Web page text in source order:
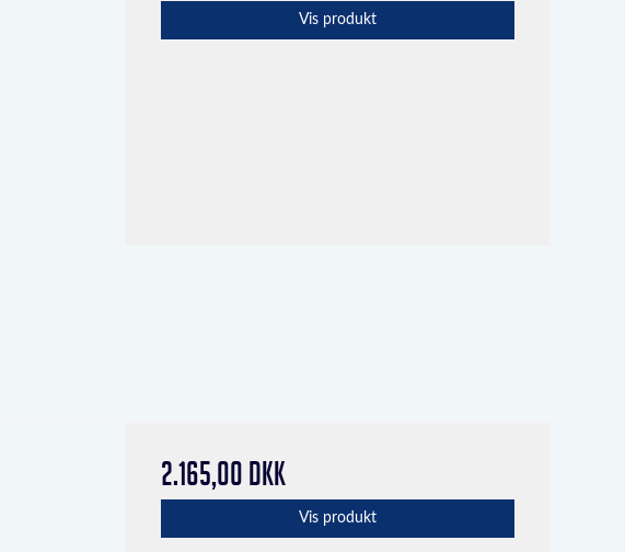
Vis produkt
2.165,00 DKK
Vis produkt